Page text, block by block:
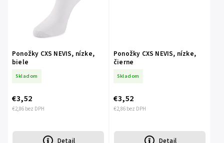
Ponožky CXS NEVIS, nízke,
biele
Skladom
€2,86 bez DPH
€3,52
Detail
Ponožky CXS NEVIS, nízke,
čierne
Skladom
€2,86 bez DPH
€3,52
Detail